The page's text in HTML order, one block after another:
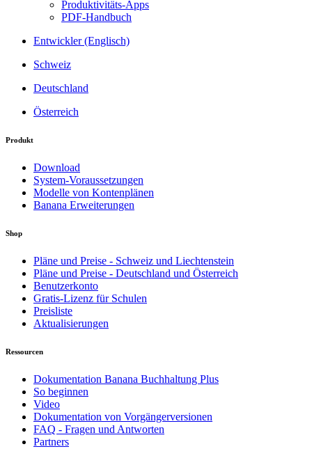
Produktivitäts-Apps
PDF-Handbuch
Entwickler (Englisch)
Schweiz
Deutschland
Österreich
Produkt
Download
System-Voraussetzungen
Modelle von Kontenplänen
Banana Erweiterungen
Shop
Pläne und Preise - Schweiz und Liechtenstein
Pläne und Preise - Deutschland und Österreich
Benutzerkonto
Gratis-Lizenz für Schulen
Preisliste
Aktualisierungen
Ressourcen
Dokumentation Banana Buchhaltung Plus
So beginnen
Video
Dokumentation von Vorgängerversionen
FAQ - Fragen und Antworten
Partners